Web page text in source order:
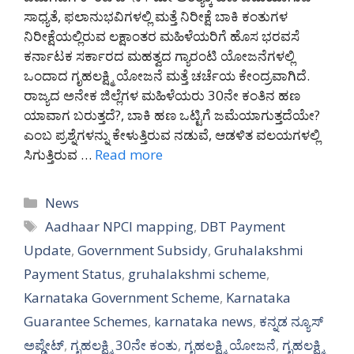
ಸಾಧ್ಯತೆ, ಫಲಾನುಭವಿಗಳಲ್ಲಿ ಮತ್ತೆ ನಿರೀಕ್ಷೆ ಬಾಕಿ ಕಂತುಗಳ
ನಿರೀಕ್ಷೆಯಲ್ಲಿರುವ ಲಕ್ಷಾಂತರ ಮಹಿಳೆಯರಿಗೆ ಹೊಸ ಭರವಸೆ
ಕರ್ನಾಟಕ ಸರ್ಕಾರದ ಮಹತ್ವದ ಗ್ಯಾರಂಟಿ ಯೋಜನೆಗಳಲ್ಲಿ
ಒಂದಾದ ಗೃಹಲಕ್ಷ್ಮಿ ಯೋಜನೆ ಮತ್ತೆ ಚರ್ಚೆಯ ಕೇಂದ್ರವಾಗಿದೆ.
ರಾಜ್ಯದ ಅನೇಕ ಜಿಲ್ಲೆಗಳ ಮಹಿಳೆಯರು 30ನೇ ಕಂತಿನ ಹಣ
ಯಾವಾಗ ಬರುತ್ತದೆ?, ಬಾಕಿ ಹಣ ಒಟ್ಟಿಗೆ ಜಮೆಯಾಗುತ್ತದೆಯೇ?
ಎಂಬ ಪ್ರಶ್ನೆಗಳನ್ನು ಕೇಳುತ್ತಿರುವ ನಡುವೆ, ಆಡಳಿತ ವಲಯಗಳಲ್ಲಿ
ಸಿಗುತ್ತಿರುವ … Read more
Categories
News
Tags
Aadhaar NPCI mapping, DBT Payment
Update, Government Subsidy, Gruhalakshmi
Payment Status, gruhalakshmi scheme,
Karnataka Government Scheme, Karnataka
Guarantee Schemes, karnataka news, ಕನ್ನಡ ನ್ಯೂಸ್
ಅಪ್ಡೇಟ್, ಗೃಹಲಕ್ಷ್ಮಿ 30ನೇ ಕಂತು, ಗೃಹಲಕ್ಷ್ಮಿ ಯೋಜನೆ, ಗೃಹಲಕ್ಷ್ಮಿ